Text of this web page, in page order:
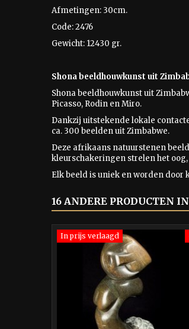
Afmetingen: 30cm.
Code: 2476
Gewicht: 12430 gr.
Shona beeldhouwkunst uit
Shona beeldhouwkunst uit
Picasso, Rodin en Miro.
Dankzij uitstekende lokale
ca. 300 beelden uit Zimbabwe.
Deze afrikaans natuurstenen
kleurschakeringen strelen het
Elk beeld is uniek en worden
16 ANDERE PRODUCTEN
In prijs verlaagd